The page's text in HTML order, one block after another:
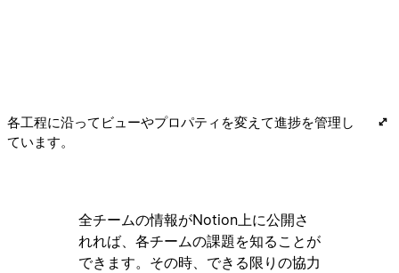
各工程に沿ってビューやプロパティを変えて進捗を管理し
ています。
全チームの情報がNotion上に公開さ
れれば、各チームの課題を知ることが
できます。その時、できる限りの協力